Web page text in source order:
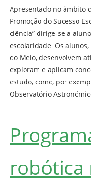
Apresentado no âmbito
Promoção do Sucesso
ciência” dirige-se a
escolaridade. Os
do Meio, desenvolvem
exploram e aplicam
estudo, como, por
Observatório
robótica